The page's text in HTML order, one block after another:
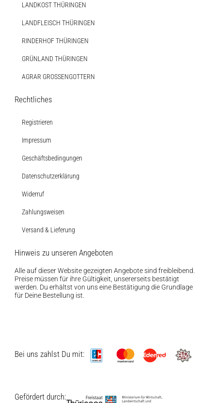
LANDKOST THÜRINGEN
LANDFLEISCH THÜRINGEN
RINDERHOF THÜRINGEN
GRÜNLAND THÜRINGEN
AGRAR GROSSENGOTTERN
Rechtliches
Registrieren
Impressum
Geschäftsbedingungen
Datenschutzerklärung
Widerruf
Zahlungsweisen
Versand & Lieferung
Hinweis zu unseren Angeboten
Alle auf dieser Website gezeigten Angebote sind freibleibend.
Preise müssen für ihre Gültigkeit, unsererseits bestätigt
werden. Du erhältst von uns eine Bestätigung die Grundlage
für Deine Bestellung ist.
Bei uns zahlst Du mit:
Gefördert durch: